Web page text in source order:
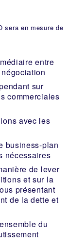
sera en mesure de
entre
sur
commerciales
avec les
business-plan
nécessaires
de lever
et sur la
présentant
de la dette et
du